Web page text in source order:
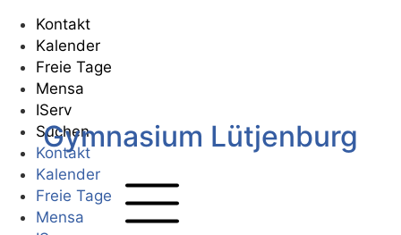
Inhalt
springen
Kontakt
Kalender
Freie Tage
Mensa
IServ
Suchen
Kontakt
Kalender
Freie Tage
Mensa
Gymnasium Lütjenburg